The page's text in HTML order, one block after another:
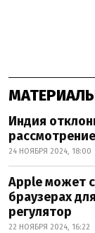
Индия
24 НОЯБРЯ 2024, 18:00
Apple может
браузерах
регулятор
22 НОЯБРЯ 2024, 16:22